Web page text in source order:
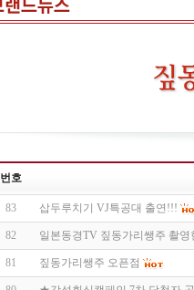
번호
83 삽두루치기 VJ특공대 출연!!!
82 일본동경TV 짚동가리쌩주 촬영
81 짚동가리쌩주 오픈점